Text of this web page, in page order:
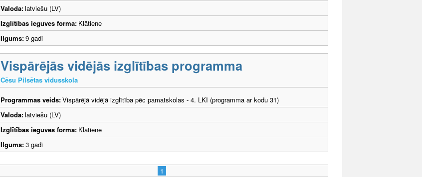
Valoda:latviešu (LV)
Izglītības ieguves forma: Klātiene
Ilgums:9 gadi
Vispārējās vidējās izglītības programma
Cēsu Pilsētas vidusskola
Programmas veids:Vispārējā vidējā izglītība pēc pamatskolas - 4. LKI (programma ar kodu 31)
Valoda:latviešu (LV)
Izglītības ieguves forma: Klātiene
Ilgums:3 gadi
1